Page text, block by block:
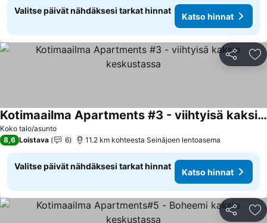
Valitse päivät nähdäksesi tarkat hinnat
Katso hinnat
Jaa
Koko talo/asunto
Kotimaailma Apartments #3 - viihtyisä kaksio keskustassa
8,6 Loistava 6 11.2 km kohteesta Seinäjoen lentoasema
Valitse päivät nähdäksesi tarkat hinnat
Katso hinnat
Jaa